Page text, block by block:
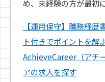
め、未経験の方が最初
【運用保守】職務経
ト付きでポイントを
AchieveCareer（アチ
アの求人を探す